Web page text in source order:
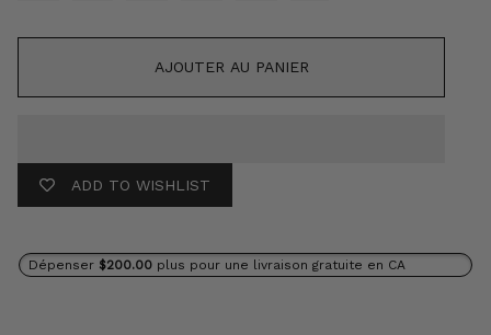
AJOUTER AU PANIER
ADD TO WISHLIST
Dépenser $200.00 plus pour une livraison gratuite en CA